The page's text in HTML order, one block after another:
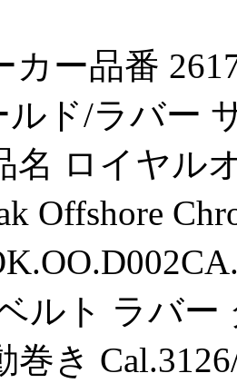
カー品番
ルド/ラバー
名 ロイヤル
Offshore
ルト ラバ
巻き